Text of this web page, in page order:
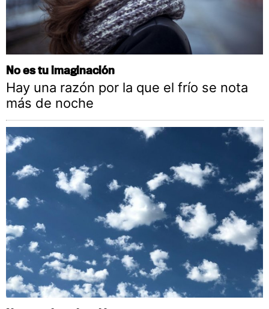
No es tu imaginación
Hay una razón por la que el frío se nota
más de noche